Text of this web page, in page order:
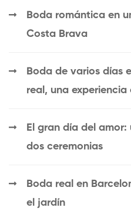
Boda romántica en
Costa Brava
Boda de varios días
real, una
El gran día del
dos ceremonias
Boda real en
el jardín